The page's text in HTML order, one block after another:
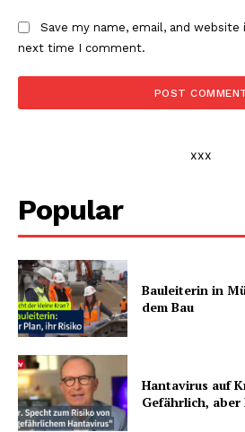
Save my name, email, and
next time I comment.
xxx
Popular
Bauleiterin in
dem Bau
Hantavirus auf
Gefährlich, aber